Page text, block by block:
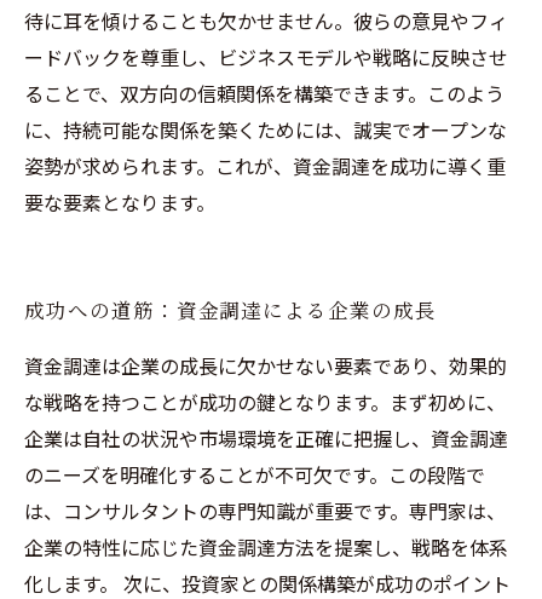
待に耳を傾けることも欠かせません。彼らの意見やフィ
ードバックを尊重し、ビジネスモデルや戦略に反映させ
ることで、双方向の信頼関係を構築できます。このよう
に、持続可能な関係を築くためには、誠実でオープンな
姿勢が求められます。これが、資金調達を成功に導く重
要な要素となります。
成功への道筋：資金調達による企業の成長
資金調達は企業の成長に欠かせない要素であり、効果的
な戦略を持つことが成功の鍵となります。まず初めに、
企業は自社の状況や市場環境を正確に把握し、資金調達
のニーズを明確化することが不可欠です。この段階で
は、コンサルタントの専門知識が重要です。専門家は、
企業の特性に応じた資金調達方法を提案し、戦略を体系
化します。 次に、投資家との関係構築が成功のポイント